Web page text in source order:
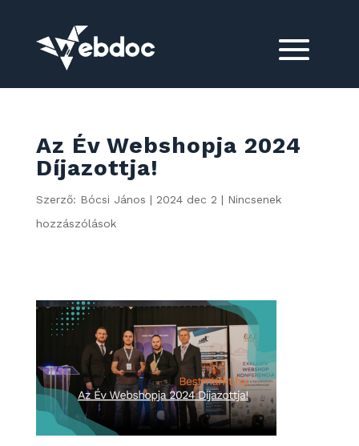
Az Év Webshopja 2024
Díjazottja!
Szerző: Bócsi János | 2024 dec 2 | Nincsenek
hozzászólások